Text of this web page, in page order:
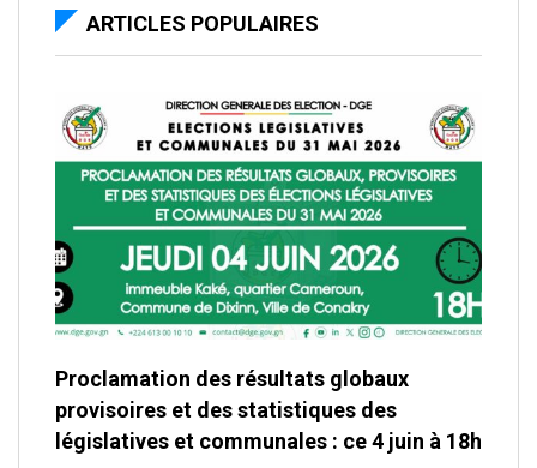
ARTICLES POPULAIRES
Proclamation des résultats globaux
provisoires et des statistiques des
législatives et communales : ce 4 juin à 18h